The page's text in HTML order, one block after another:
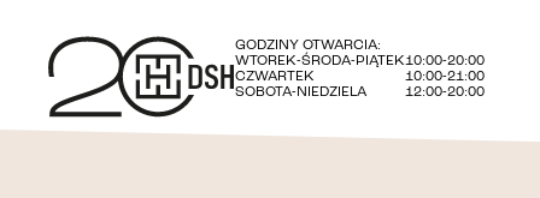
GODZINY OTWARCIA:
WTOREK-ŚRODA-PIĄTEK10:00-20:00
CZWARTEK
10:00-21:00
SOBOTA-NIEDZIELA
12:00-20:00